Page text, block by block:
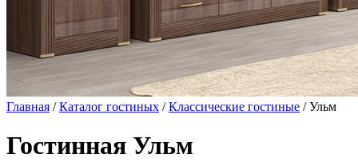
Главная /Каталог гостиных /Классические гостиные / Ульм
Гостинная Ульм